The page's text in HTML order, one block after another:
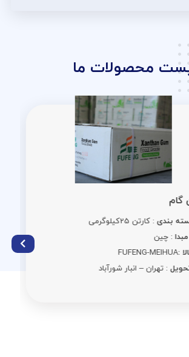
محصولات ما
بندی: کارتن 25کیلوگرمی
: چین
FUFENG-
: تهران – انبار شورآباد